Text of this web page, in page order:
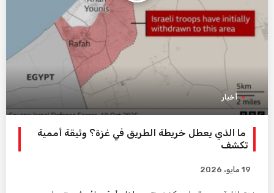
أخبار
ما الذي يعطل خريطة الطريق في غزة؟ وثيقة أممية
تكشف
19 مايو، 2026